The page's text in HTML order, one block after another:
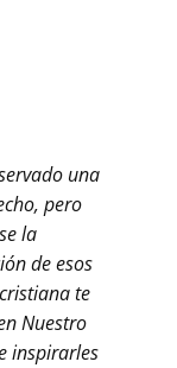
una
pero
la
de esos
te
Nuestro
inspirarles